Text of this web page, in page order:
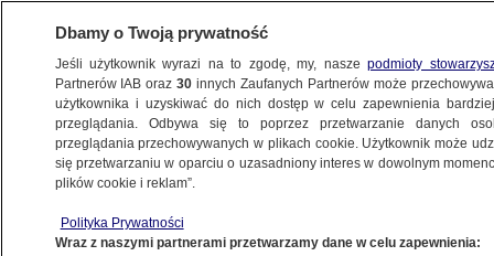
ŚWIAT
18.09.2007, 13:56Aktualizacja:18.09.2007, 15:00
Dbamy o Twoją prywatność
Jeśli użytkownik wyrazi na to zgodę, my, naszepodmioty
Partnerów IAB oraz30 innych Zaufanych Partnerów może
użytkownika i uzyskiwać do nich dostęp w celu zapewnienia
przeglądania. Odbywa się to poprzez przetwarzanie danych
przeglądania przechowywanych w plikach cookie. Użytkownik może
się przetwarzaniu w oparciu o uzasadniony interes w dowolnym
plików cookie i reklam”.
Polityka Prywatności
Wraz z naszymi partnerami przetwarzamy dane w celu zapewnienia: